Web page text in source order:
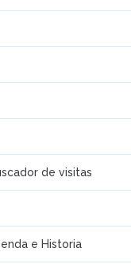
de visitas
e Historia